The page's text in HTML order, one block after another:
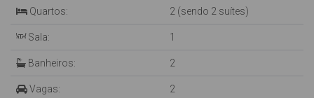
Quartos: 2 (sendo 2 suítes)
Sala: 1
Banheiros: 2
Vagas: 2